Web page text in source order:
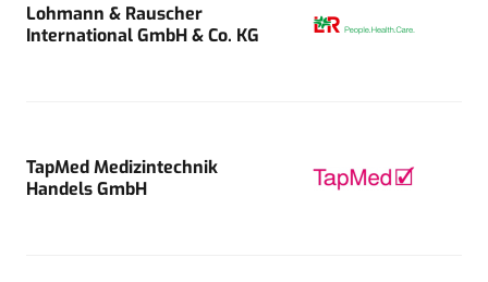
Lohmann & Rauscher
International GmbH & Co. KG
TapMed Medizintechnik
Handels GmbH